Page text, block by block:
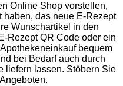
Online Shop vorstellen,
haben, das neue E-Rezept
Wunschartikel in den
Rezept QR Code oder ein
bequem
bei Bedarf auch durch
liefern lassen. Stöbern Sie